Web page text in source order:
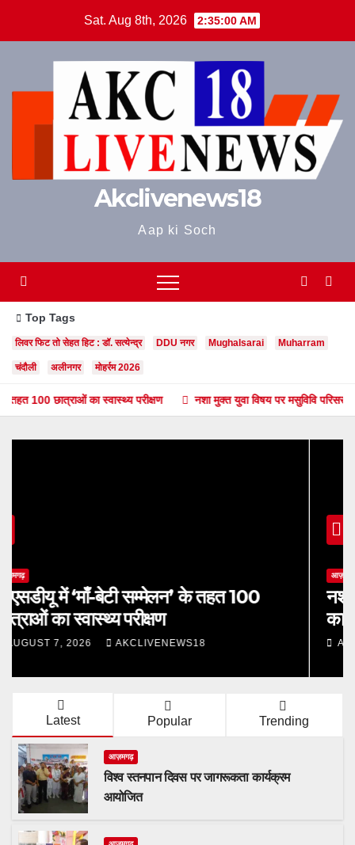
Sat. Aug 8th, 2026 2:35:01 AM
Akclivenews18
Aap ki Soch
Top Tags
लिवर फिट तो सेहत हिट : डॉ. सत्येन्द्र DDU नगर Mughalsarai Muharram
चंदौली अलीनगर मोहर्रम 2026
का स्वास्थ्य परीक्षण नशा मुक्त युवा विषय पर मसुविवि परिसर में विभिन्न
नशा मुक्त युवा विषय पर मसुविवि परिसर में विभिन्न
कार्यक्रम आयोजित
AUGUST 7, 2026 AKCLIVENEWS18
Latest Popular Trending
आज़मगढ़
विश्व स्तनपान दिवस पर जागरूकता कार्यक्रम
आयोजित